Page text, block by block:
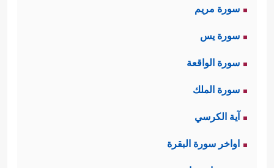
سورة مريم
سورة يس
سورة الواقعة
سورة الملك
آية الكرسي
اواخر سورة البقرة